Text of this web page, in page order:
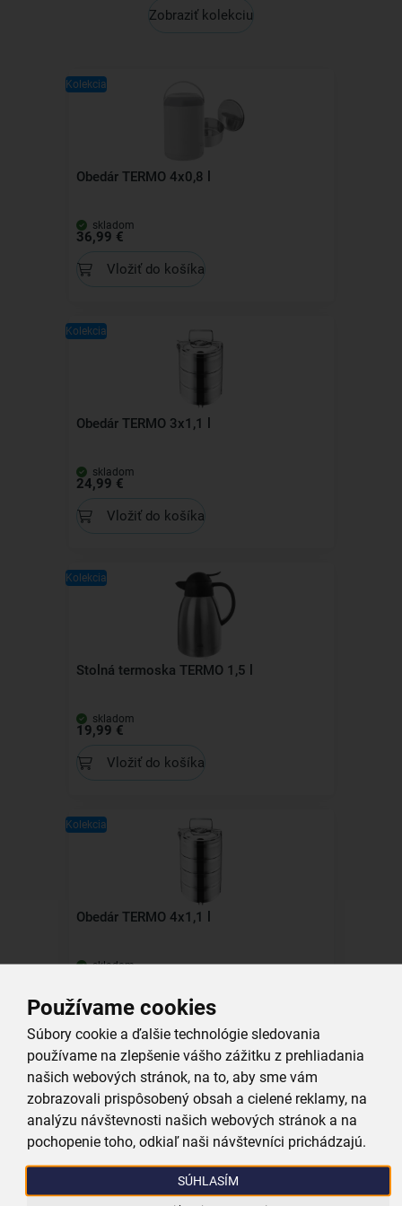
Používame cookies
Súbory cookie a ďalšie technológie sledovania
používame na zlepšenie vášho zážitku z prehliadania
našich webových stránok, na to, aby sme vám
zobrazovali prispôsobený obsah a cielené reklamy, na
analýzu návštevnosti našich webových stránok a na
pochopenie toho, odkiaľ naši návštevníci prichádzajú.
SÚHLASÍM
Zobraziť kolekciu
Kolekcia
Obedár TERMO 4x0,8 l
skladom
36,99 €
Vložiť do košíka
Kolekcia
Obedár TERMO 3x1,1 l
skladom
24,99 €
Vložiť do košíka
Kolekcia
Stolná termoska TERMO 1,5 l
skladom
19,99 €
Vložiť do košíka
Kolekcia
Obedár TERMO 4x1,1 l
skladom
Vložiť do košíka
Kolekcia
Termoska TERMO 1 l